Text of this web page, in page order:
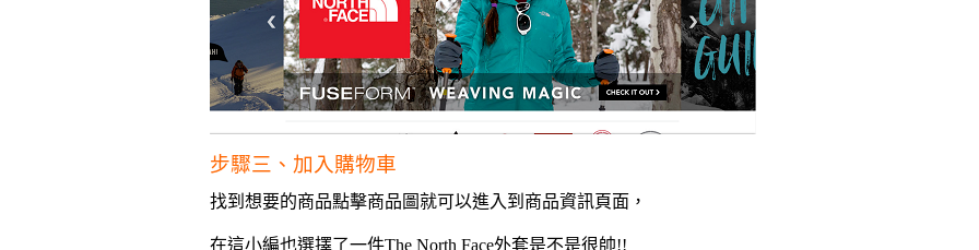
步驟三、加入購物車
找到想要的商品點擊商品圖就可以進入到商品資訊頁面，
在這小編也選擇了一件The North Face外套是不是很帥!!